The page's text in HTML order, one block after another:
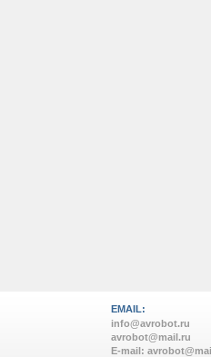
EMAIL:
info@avrobot.ru
avrobot@mail.ru
E-mail: